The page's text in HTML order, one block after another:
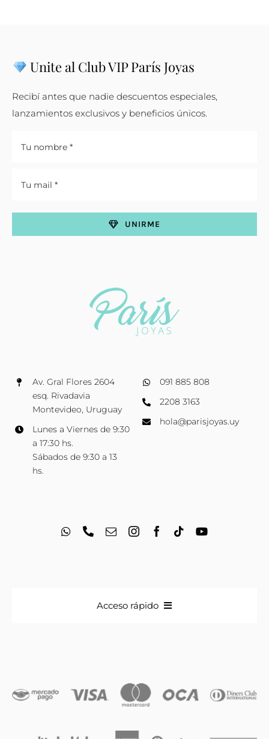
Av. Gral Flores 2604
esq. Rivadavia
Montevideo, Uruguay
Lunes a Viernes de 9:30
a 17:30 hs.
Sábados de 9:30 a 13
hs.
091 885 808
2208 3163
hola@parisjoyas.uy
Unite al Club VIP París Joyas
Recibí antes que nadie descuentos especiales,
lanzamientos exclusivos y beneficios únicos.
UNIRME
Acceso rápido
Iniciales